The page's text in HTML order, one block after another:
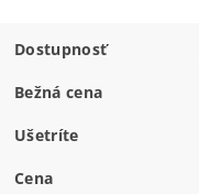
Dostupnosť
Bežná cena
Ušetríte
Cena